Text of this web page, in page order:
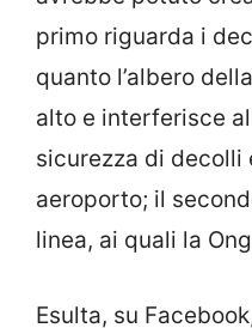
primo riguarda i
quanto l’albero
alto e interferisce
sicurezza di
aeroporto; il
linea, ai quali la
Esulta, su